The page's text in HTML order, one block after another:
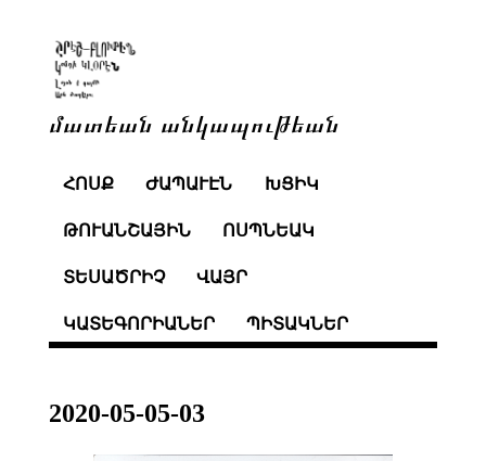
մատեան անկապութեան
ՀՈՍՔ ԺԱՊԱՒԷՆ ԽՑԻԿ
ԹՈՒԱՆՇԱՅԻՆ ՈՍՊՆԵԱԿ
ՏԵՍԱԾՐԻՉ ՎԱՅՐ
ԿԱՏԵԳՈՐԻԱՆԵՐ ՊԻՏԱԿՆԵՐ
2020-05-05-03